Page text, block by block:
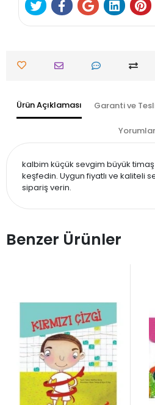
Ürün Açıklaması Garanti ve
Yorumlar
kalbim küçük sevgim büyük
keşfedin. Uygun fiyatlı ve kaliteli
sipariş verin.
Benzer Ürünler